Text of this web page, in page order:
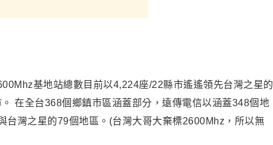
基地站總數目前以4,224座/22縣市遙遙領先台灣之星的
在全台368個鄉鎮市區涵蓋部分，遠傳電信以涵蓋348個地
台灣之星的79個地區。(台灣大哥大棄標2600Mhz，所以無